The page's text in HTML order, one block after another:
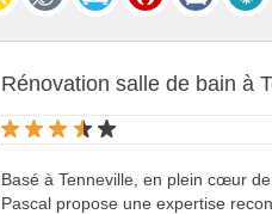
Rénovation salle de bain à
Basé à Tenneville, en plein cœur
Pascal propose une expertise